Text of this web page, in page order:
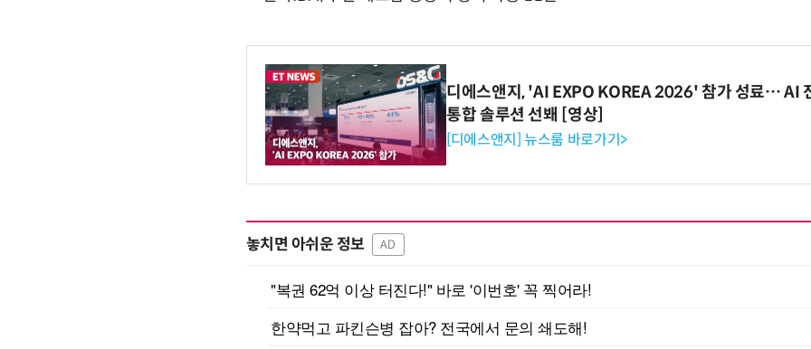
디에스앤지, 'AI EXPO KOREA 2026' 참가 성료… AI
통합 솔루션 선봬 [영상]
[디에스앤지] 뉴스룸 바로가기>
놓치면 아쉬운 정보 AD